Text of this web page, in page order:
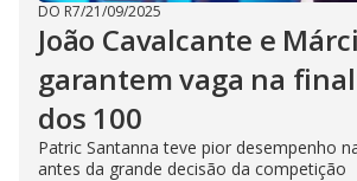
DO R7/21/09/2025
João Cavalcante e
garantem vaga na
dos 100
Patric Santanna teve pior desempenho
antes da grande decisão da competição